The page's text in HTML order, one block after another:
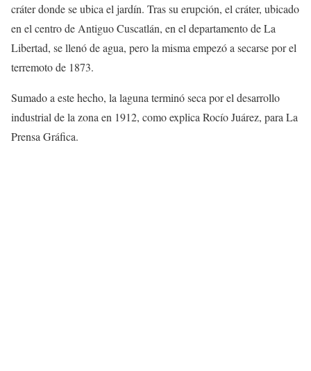
cráter donde se ubica el jardín. Tras su erupción, el cráter, ubicado
en el centro de Antiguo Cuscatlán, en el departamento de La
Libertad, se llenó de agua, pero la misma empezó a secarse por el
terremoto de 1873.
Sumado a este hecho, la laguna terminó seca por el desarrollo
industrial de la zona en 1912, como explica Rocío Juárez, para La
Prensa Gráfica.